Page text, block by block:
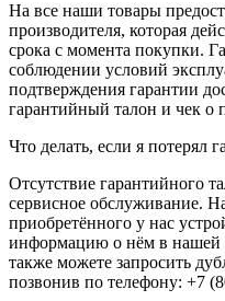
На все наши товары
производителя, которая
срока с момента покупки.
соблюдении условий
подтверждения гарантии
гарантийный талон и чек о
Что делать, если я потерял
Отсутствие гарантийного
сервисное обслуживание.
приобретённого у нас
информацию о нём в нашей
также можете запросить
позвонив по телефону: +7